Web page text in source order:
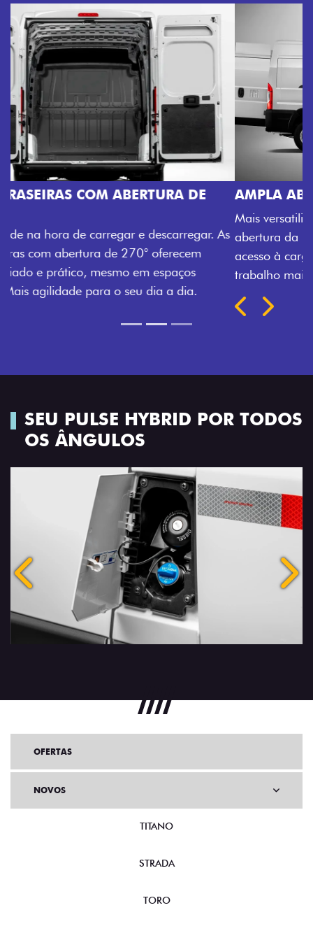
AMPLA ABERTURA DA PORTA LATERAL
Mais versatilidade para o seu carregamento. A ampla
abertura da porta lateral do Novo Ducato facilita o
acesso à carga, otimizando tempo e tornando o
trabalho mais eficiente, onde quer que você esteja.
Previous
Próximo
TRANSFORMAÇÃO HOMOLOGADA
OS ÂNGULOS
Anterior
OFERTAS
NOVOS
TITANO
STRADA
TORO